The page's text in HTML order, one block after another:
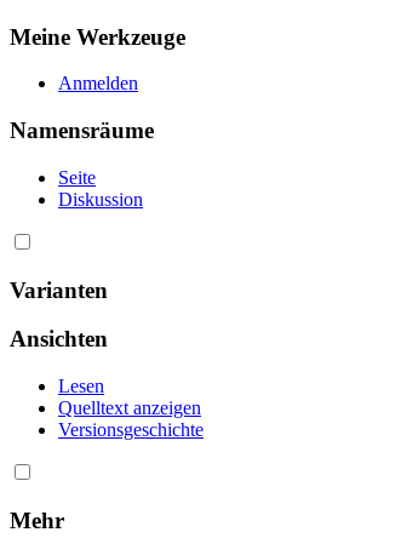
Meine Werkzeuge
Anmelden
Namensräume
Seite
Diskussion
Varianten
Ansichten
Lesen
Quelltext anzeigen
Versionsgeschichte
Mehr